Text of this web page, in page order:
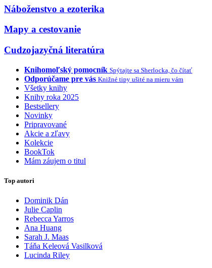
Náboženstvo a ezoterika
Mapy a cestovanie
Cudzojazyčná literatúra
Knihomoľský pomocník Spýtajte sa Sherlocka, čo čítať
Odporúčame pre vás Knižné tipy ušité na mieru vám
Všetky knihy
Knihy roka 2025
Bestsellery
Novinky
Pripravované
Akcie a zľavy
Kolekcie
BookTok
Mám záujem o titul
Top autori
Dominik Dán
Julie Caplin
Rebecca Yarros
Ana Huang
Sarah J. Maas
Táňa Keleová Vasilková
Lucinda Riley